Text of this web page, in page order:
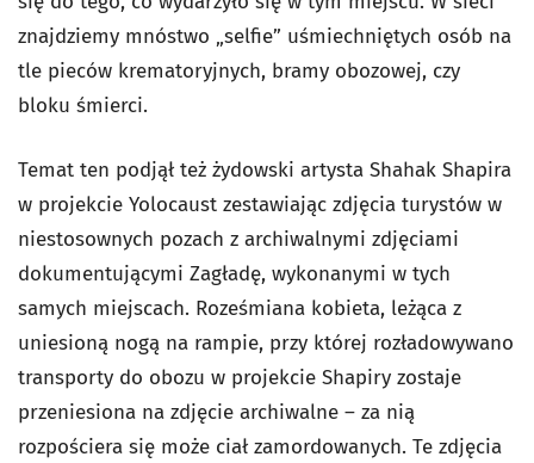
znajdziemy mnóstwo „selfie” uśmiechniętych osób na
tle pieców krematoryjnych, bramy obozowej, czy
bloku śmierci.
Temat ten podjął też żydowski artysta Shahak Shapira
w projekcie Yolocaust zestawiając zdjęcia turystów w
niestosownych pozach z archiwalnymi zdjęciami
dokumentującymi Zagładę, wykonanymi w tych
samych miejscach. Roześmiana kobieta, leżąca z
uniesioną nogą na rampie, przy której rozładowywano
transporty do obozu w projekcie Shapiry zostaje
przeniesiona na zdjęcie archiwalne – za nią
rozpościera się może ciał zamordowanych. Te zdjęcia